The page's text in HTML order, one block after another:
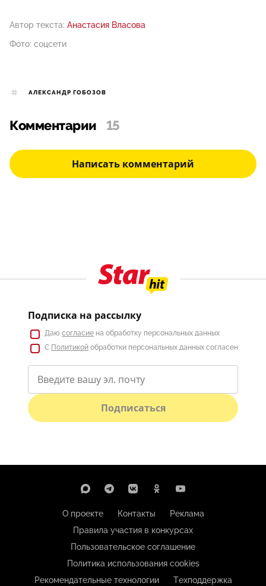
Автор текста: Анастасия Власова
Фото: соцсети
АЛЕКСАНДР ГОБОЗОВ
Комментарии 15
Написать комментарий
Подписка на рассылку
Даю согласие на обработку персональных данных
С Политикой обработки персональных данных согласен
Подписаться
О проекте Контакты
Реклама
Правила участия в конкурсах
Пользовательское соглашение
Политика использования cookies
Рекомендательные технологии
Техподдержка